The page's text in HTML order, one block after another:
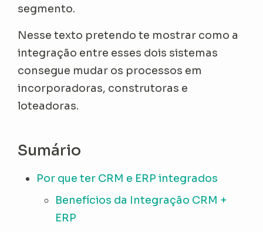
segmento.
Nesse texto pretendo te mostrar como a
integração entre esses dois sistemas
consegue mudar os processos em
incorporadoras, construtoras e
loteadoras.
Sumário
Por que ter CRM e ERP integrados
Benefícios da Integração CRM +
ERP